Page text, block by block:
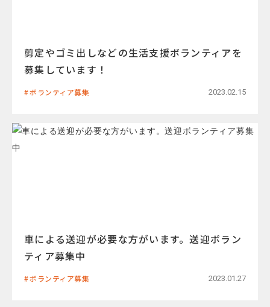
剪定やゴミ出しなどの生活支援ボランティアを
募集しています！
ボランティア募集 2023.02.15
車による送迎が必要な方がいます。送迎ボラン
ティア募集中
ボランティア募集 2023.01.27